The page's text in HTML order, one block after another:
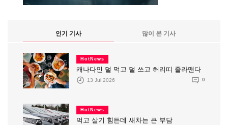
인기 기사 많이 본 기사
HotNews
캐나다인 덜 먹고 덜 쓰고 허리띠 졸라맨다
13 Jul 2026 0
HotNews
먹고 살기 힘든데 새차는 큰 부담